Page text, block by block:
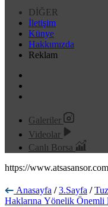
DİĞER
İletişim
Künye
Hakkımızda
Reklam
Galeriler
Videolar
Canlı Borsa
https://
Anasayfa / 3.Sayfa /
Haklarına Yönelik Önemli